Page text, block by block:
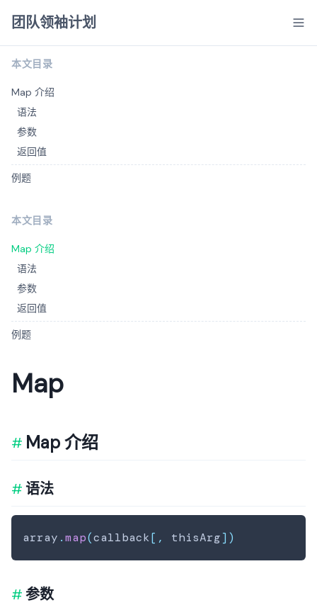
团队领袖计划
Map
Map 介绍
语法
array .map(callback[ , thisArg] )
参数
本文目录
Map 介绍
语法
参数
返回值
例题
本文目录
Map 介绍
语法
参数
返回值
例题